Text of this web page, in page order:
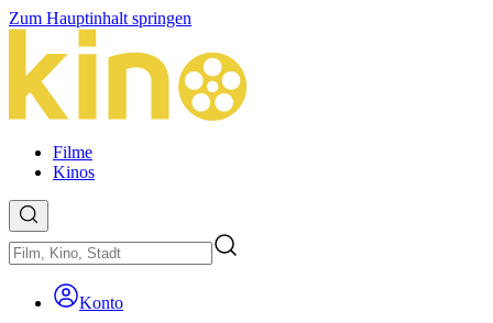
Zum Hauptinhalt springen
Filme
Kinos
Konto